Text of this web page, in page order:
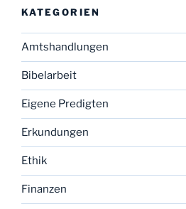
KATEGORIEN
Amtshandlungen
Bibelarbeit
Eigene Predigten
Erkundungen
Ethik
Finanzen